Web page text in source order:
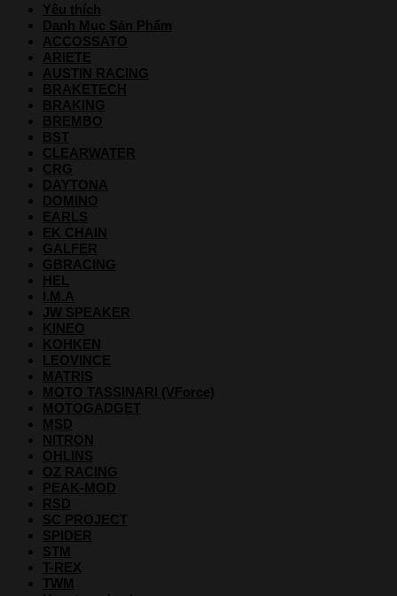
Yêu thích
Danh Mục Sản Phẩm
ACCOSSATO
ARIETE
AUSTIN RACING
BRAKETECH
BRAKING
BREMBO
BST
CLEARWATER
CRG
DAYTONA
DOMINO
EARLS
EK CHAIN
GALFER
GBRACING
HEL
I.M.A
JW SPEAKER
KINEO
KOHKEN
LEOVINCE
MATRIS
MOTO TASSINARI (VForce)
MOTOGADGET
MSD
NITRON
OHLINS
OZ RACING
PEAK-MOD
RSD
SC PROJECT
SPIDER
STM
T-REX
TWM